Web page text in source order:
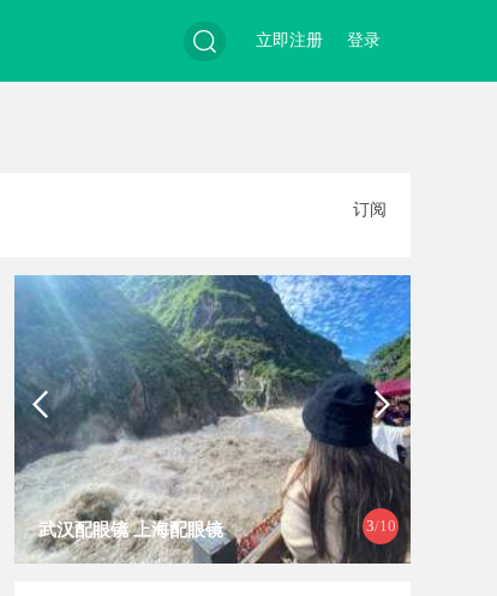
索
登录
立即注册
订阅
3/10
武汉配眼镜 上海配眼镜